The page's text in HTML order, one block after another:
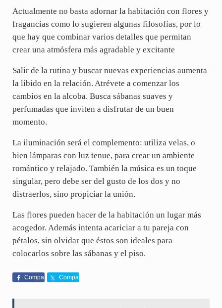
Actualmente no basta adornar la habitación con flores y
fragancias como lo sugieren algunas filosofías, por lo
que hay que combinar varios detalles que permitan
crear una atmósfera más agradable y excitante
Salir de la rutina y buscar nuevas experiencias aumenta
la libido en la relación. Atrévete a comenzar los
cambios en la alcoba. Busca sábanas suaves y
perfumadas que inviten a disfrutar de un buen
momento.
La iluminación será el complemento: utiliza velas, o
bien lámparas con luz tenue, para crear un ambiente
romántico y relajado. También la música es un toque
singular, pero debe ser del gusto de los dos y no
distraerlos, sino propiciar la unión.
Las flores pueden hacer de la habitación un lugar más
acogedor. Además intenta acariciar a tu pareja con
pétalos, sin olvidar que éstos son ideales para
colocarlos sobre las sábanas y el piso.
Compa
Compa